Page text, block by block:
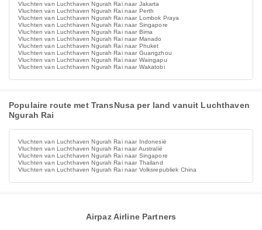
Vluchten van Luchthaven Ngurah Rai naar Jakarta
Vluchten van Luchthaven Ngurah Rai naar Perth
Vluchten van Luchthaven Ngurah Rai naar Lombok Praya
Vluchten van Luchthaven Ngurah Rai naar Singapore
Vluchten van Luchthaven Ngurah Rai naar Bima
Vluchten van Luchthaven Ngurah Rai naar Manado
Vluchten van Luchthaven Ngurah Rai naar Phuket
Vluchten van Luchthaven Ngurah Rai naar Guangzhou
Vluchten van Luchthaven Ngurah Rai naar Waingapu
Vluchten van Luchthaven Ngurah Rai naar Wakatobi
Populaire route met TransNusa per land vanuit Luchthaven
Ngurah Rai
Vluchten van Luchthaven Ngurah Rai naar Indonesië
Vluchten van Luchthaven Ngurah Rai naar Australië
Vluchten van Luchthaven Ngurah Rai naar Singapore
Vluchten van Luchthaven Ngurah Rai naar Thailand
Vluchten van Luchthaven Ngurah Rai naar Volksrepubliek China
Airpaz Airline Partners